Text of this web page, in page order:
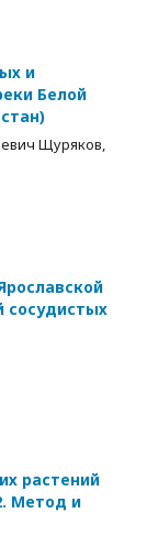
и
Белой
Щуряков,
сосудистых
растений
Метод и